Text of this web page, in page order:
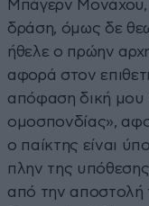
Μπάγερν Μονάχου,
δράση, όμως δε
ήθελε ο πρώην
αφορά στον
απόφαση δική μου
ομοσπονδίας»,
ο παίκτης είναι
πλην της
από την αποστολή